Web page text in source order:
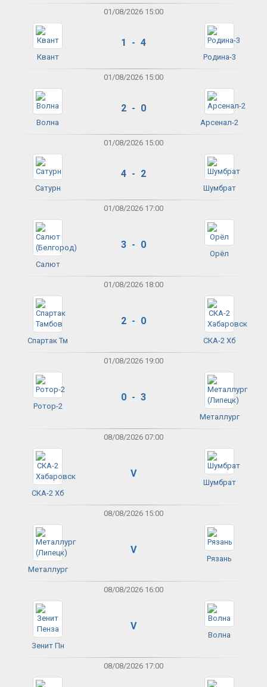
01/08/2026 15:00
Квант
1 - 4
Родина-3
01/08/2026 15:00
Волна
2 - 0
Арсенал-2
01/08/2026 15:00
Сатурн
4 - 2
Шумбрат
01/08/2026 17:00
Салют
3 - 0
Орёл
01/08/2026 18:00
Спартак Тм
2 - 0
СКА-2 Хб
01/08/2026 19:00
Ротор-2
0 - 3
Металлург
08/08/2026 07:00
СКА-2 Хб
V
Шумбрат
08/08/2026 15:00
Металлург
V
Рязань
08/08/2026 16:00
Зенит Пн
V
Волна
08/08/2026 17:00